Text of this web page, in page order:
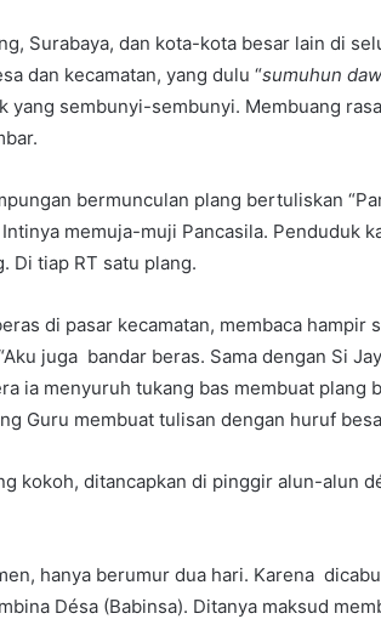
Surabaya, dan kota-kota besar lain di
dan kecamatan, yang dulu “sumuhun
yang sembunyi-sembunyi. Membuang
bermunculan plang bertuliskan
memuja-muji Pancasila. Penduduk
Di tiap RT satu plang.
di pasar kecamatan, membaca hampir
juga bandar beras. Sama dengan Si
ia menyuruh tukang bas membuat plang
Guru membuat tulisan dengan huruf
kokoh, ditancapkan di pinggir alun-alun
hanya berumur dua hari. Karena
Désa (Babinsa). Ditanya maksud